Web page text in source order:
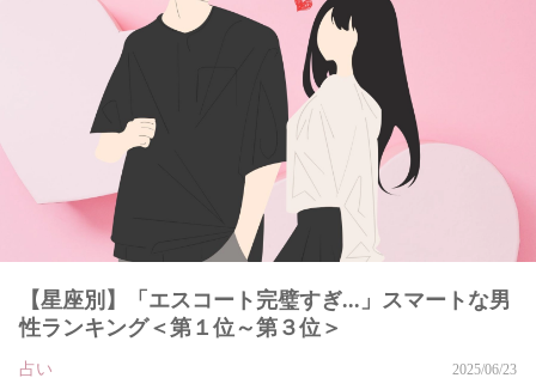
トレンド ワード
【星座別】「エスコート完璧すぎ...」スマートな男
性ランキング＜第１位～第３位＞
占い 2025/06/23